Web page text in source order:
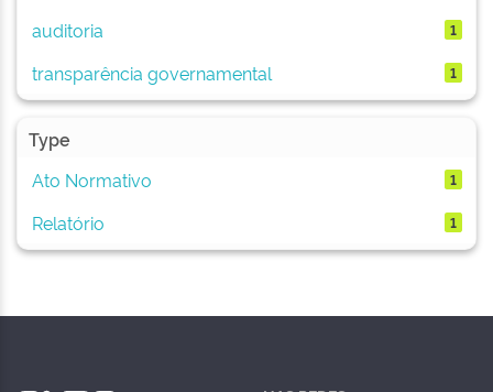
auditoria 1
transparência governamental 1
Type
Ato Normativo
1
Relatório 1